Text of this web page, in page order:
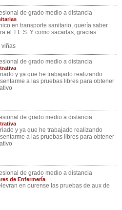
de grado medio a distancia
en transporte sanitario, quería saber
el T.E.S. Y como sacarlas, gracias
viñas
de grado medio a distancia
y ya que he trabajado realizando
a las pruebas libres para obtener
de grado medio a distancia
y ya que he trabajado realizando
a las pruebas libres para obtener
de grado medio a distancia
de Enfermería
en ourense las pruebas de aux de